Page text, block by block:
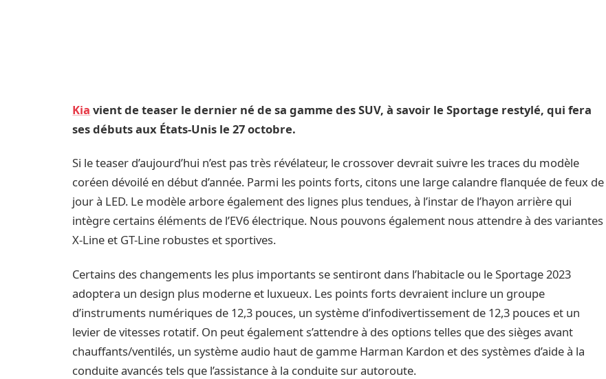
Kia vient de teaser le dernier né de sa gamme des SUV, à savoir le Sportage restylé, qui fera
ses débuts aux États-Unis le 27 octobre.
Si le teaser d’aujourd’hui n’est pas très révélateur, le crossover devrait suivre les traces du modèle
coréen dévoilé en début d’année. Parmi les points forts, citons une large calandre flanquée de feux de
jour à LED. Le modèle arbore également des lignes plus tendues, à l’instar de l’hayon arrière qui
intègre certains éléments de l’EV6 électrique. Nous pouvons également nous attendre à des variantes
X-Line et GT-Line robustes et sportives.
Certains des changements les plus importants se sentiront dans l’habitacle ou le Sportage 2023
adoptera un design plus moderne et luxueux. Les points forts devraient inclure un groupe
d’instruments numériques de 12,3 pouces, un système d’infodivertissement de 12,3 pouces et un
levier de vitesses rotatif. On peut également s’attendre à des options telles que des sièges avant
chauffants/ventilés, un système audio haut de gamme Harman Kardon et des systèmes d’aide à la
conduite avancés tels que l’assistance à la conduite sur autoroute.